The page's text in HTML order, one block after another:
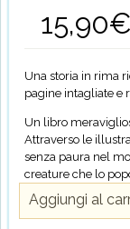
15,90€
Una storia in rima
pagine intagliate e
Un libro
Attraverso le
senza paura nel
creature che lo
Uno
Aggiungi al